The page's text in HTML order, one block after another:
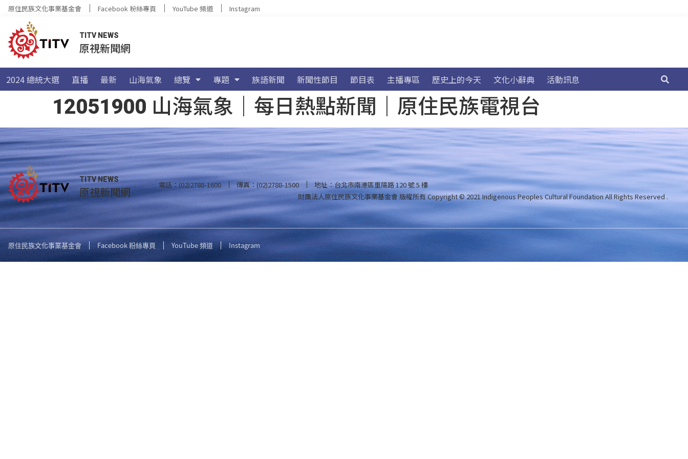
原住民族文化事業基金會 Facebook 粉絲專頁 YouTube 頻道 Instagram
TITV NEWS
原視新聞網
2024 總統大選 直播 最新 山海氣象 總覽 專題 族語新聞 新聞性節目 節目表 主播專區 歷史上的今天 文化小辭典 活動訊息
12051900 山海氣象｜每日熱點新聞｜原住民族電視台
TITV NEWS
原視新聞網 電話：(02)2788-1600 傳真：(02)2788-1500
地址：台北市南港區重陽路 120 號 5 樓
財團法人原住民族文化事業基金會 版權所有Copyright © 2021 Indigenous Peoples Cultural Foundation All Rights Reserved .
原住民族文化事業基金會 Facebook 粉絲專頁 YouTube 頻道 Instagram